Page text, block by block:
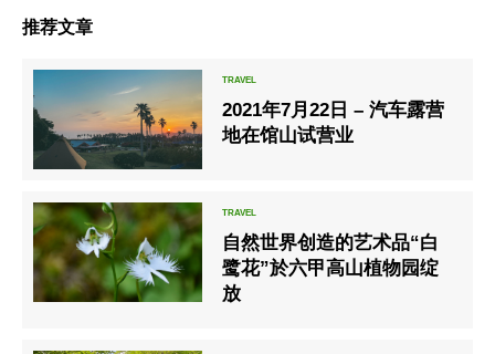
推荐文章
2021年7月22日 – 汽车露营
地在馆山试营业
自然世界创造的艺术品“白
鹭花”於六甲高山植物园绽
放